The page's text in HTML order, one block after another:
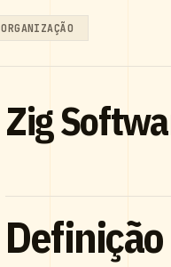
ORGANIZAÇÃO
Zig
Definição